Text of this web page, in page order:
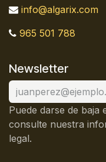
info@algarix.com
965 501 788
Newsletter
Puede darse de baja
consulte nuestra
legal.